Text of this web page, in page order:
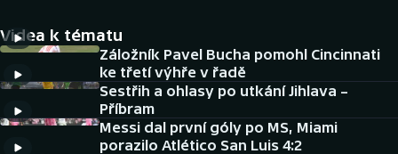
DALŠÍ SPORTY
Americký fotbal
Baseball a softbal
NEPŘEHLÉDNĚTE
Videa k tématu
Záložník Pavel Bucha pomohl Cincinnati
ke třetí výhře v řadě
Sestřih a ohlasy po utkání Jihlava –
Příbram
Messi dal první góly po MS, Miami
porazilo Atlético San Luis 4:2